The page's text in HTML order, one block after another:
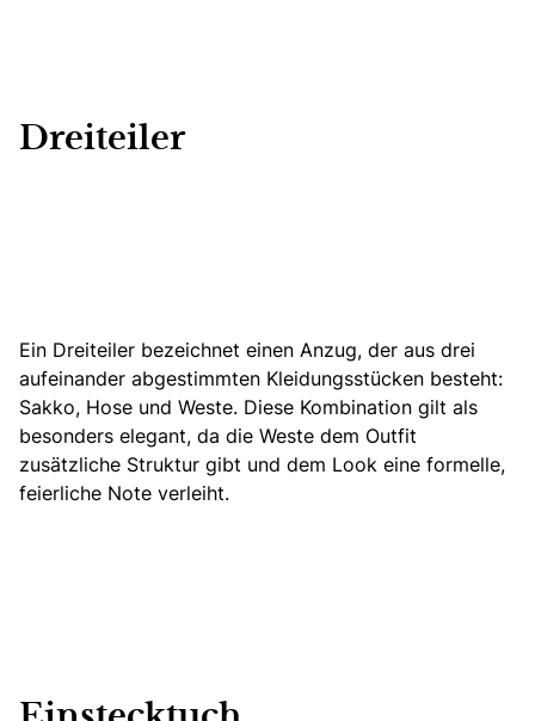
Dreiteiler
Ein Dreiteiler bezeichnet einen Anzug, der aus drei
aufeinander abgestimmten Kleidungsstücken besteht:
Sakko, Hose und Weste. Diese Kombination gilt als
besonders elegant, da die Weste dem Outfit
zusätzliche Struktur gibt und dem Look eine formelle,
feierliche Note verleiht.